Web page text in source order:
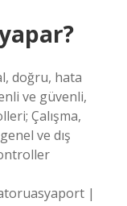
doğru, hata
ve güvenli,
Çalışma,
ve dış
|